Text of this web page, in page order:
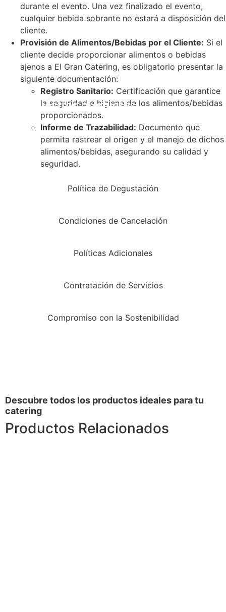
Política de Degustación
Condiciones de Cancelación
Políticas Adicionales
Contratación de Servicios
Compromiso con la Sostenibilidad
durante el evento. Una vez finalizado el evento,
cualquier bebida sobrante no estará a disposición del
cliente.
Provisión de Alimentos/Bebidas por el Cliente: Si el
cliente decide proporcionar alimentos o bebidas
ajenos a El Gran Catering, es obligatorio presentar la
siguiente documentación:
Registro Sanitario: Certificación que garantice
la seguridad e higiene de los alimentos/bebidas
proporcionados.
Informe de Trazabilidad: Documento que
permita rastrear el origen y el manejo de dichos
alimentos/bebidas, asegurando su calidad y
seguridad.
Todo lo ideal para tu
Ve nuestros productos
Descubre todos los productos ideales para tu
catering
Productos Relacionados